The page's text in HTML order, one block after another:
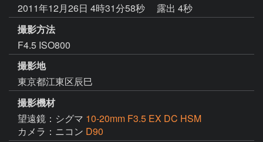
2011年12月26日 4時31分58秒
露出 4秒
撮影方法
F4.5 ISO800
撮影地
東京都江東区辰巳
撮影機材
望遠鏡：シグマ 10-20mm F3.5 EX DC HSM
カメラ：ニコン D90